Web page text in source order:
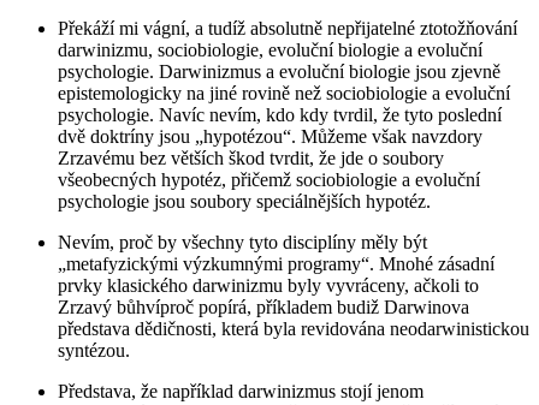
Překáží mi vágní, a tudíž absolutně nepřijatelné ztotožňování
darwinizmu, sociobiologie, evoluční biologie a evoluční
psychologie. Darwinizmus a evoluční biologie jsou zjevně
epistemologicky na jiné rovině než sociobiologie a evoluční
psychologie. Navíc nevím, kdo kdy tvrdil, že tyto poslední
dvě doktríny jsou „hypotézou“. Můžeme však navzdory
Zrzavému bez větších škod tvrdit, že jde o soubory
všeobecných hypotéz, přičemž sociobiologie a evoluční
psychologie jsou soubory speciálnějších hypotéz.
Nevím, proč by všechny tyto disciplíny měly být
„metafyzickými výzkumnými programy“. Mnohé zásadní
prvky klasického darwinizmu byly vyvráceny, ačkoli to
Zrzavý bůhvíproč popírá, příkladem budiž Darwinova
představa dědičnosti, která byla revidována neodarwinistickou
syntézou.
Představa, že například darwinizmus stojí jenom